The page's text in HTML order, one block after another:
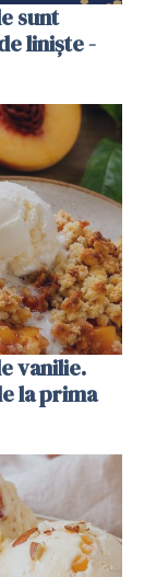
sunt
liniște -
vanilie.
la prima